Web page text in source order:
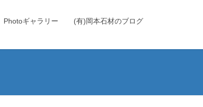
Photoギャラリー (有)岡本石材のブログ